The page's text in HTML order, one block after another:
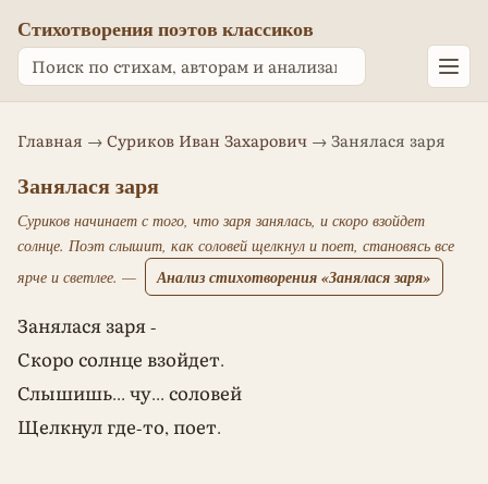
Стихотворения поэтов классиков
Главная → Суриков Иван Захарович → Занялася заря
Занялася заря
Суриков начинает с того, что заря занялась, и скоро взойдет
солнце. Поэт слышит, как соловей щелкнул и поет, становясь все
ярче и светлее. —
Анализ стихотворения «Занялася заря»
Занялася заря -
Скоро солнце взойдет.
Слышишь... чу... соловей
Щелкнул где-то, поет.